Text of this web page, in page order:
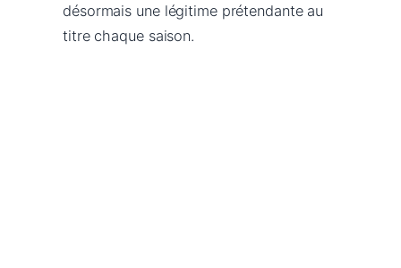
désormais une légitime prétendante au
titre chaque saison.